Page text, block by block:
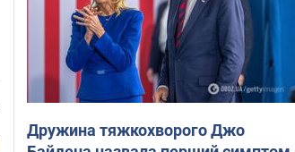
Дружина тяжкохворого Джо